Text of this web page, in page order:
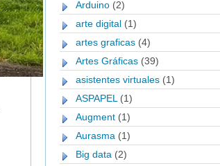
Arduino (2)
arte digital (1)
artes graficas (4)
Artes Gráficas (39)
asistentes virtuales (1)
ASPAPEL (1)
Augment (1)
Aurasma (1)
Big data (2)